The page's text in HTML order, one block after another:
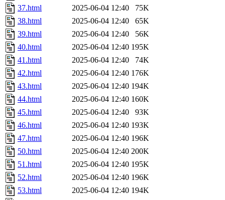
37.html
2025-06-04 12:40
75K
38.html
2025-06-04 12:40
65K
39.html
2025-06-04 12:40
56K
40.html
2025-06-04 12:40 195K
41.html
2025-06-04 12:40
74K
42.html
2025-06-04 12:40 176K
43.html
2025-06-04 12:40 194K
44.html
2025-06-04 12:40 160K
45.html
2025-06-04 12:40
93K
46.html
2025-06-04 12:40 193K
47.html
2025-06-04 12:40 196K
50.html
2025-06-04 12:40 200K
51.html
2025-06-04 12:40 195K
52.html
2025-06-04 12:40 196K
53.html
2025-06-04 12:40 194K